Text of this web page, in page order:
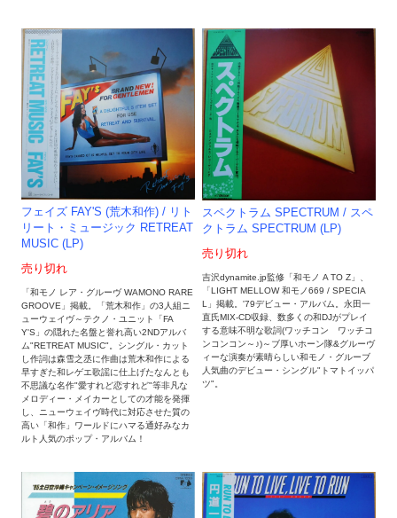
フェイズ FAY'S (荒木和作) / リト
リート・ミュージック RETREAT
MUSIC (LP)
売り切れ
「和モノ レア・グルーヴ WAMONO RARE
GROOVE」掲載。「荒木和作」の3人組ニ
ューウェイヴ～テクノ・ユニット「FA
Y'S」の隠れた名盤と誉れ高い2NDアルバ
ム"RETREAT MUSIC"。シングル・カット
し作詞は森雪之丞に作曲は荒木和作による
早すぎた和レゲエ歌謡に仕上げたなんとも
不思議な名作"愛すれど恋すれど"等非凡な
メロディー・メイカーとしての才能を発揮
し、ニューウェイヴ時代に対応させた質の
高い「和作」ワールドにハマる通好みなカ
ルト人気のポップ・アルバム！
スペクトラム SPECTRUM / スペ
クトラム SPECTRUM (LP)
売り切れ
吉沢dynamite.jp監修「和モノ A TO Z」、
「LIGHT MELLOW 和モノ669 / SPECIA
L」掲載。'79デビュー・アルバム。永田一
直氏MIX-CD収録、数多くの和DJがプレイ
する意味不明な歌詞(ワッチコン ワッチコ
ンコンコン～♪)～ブ厚いホーン隊&グルーヴ
ィーな演奏が素晴らしい和モノ・グルーブ
人気曲のデビュー・シングル"トマトイッパ
ツ"。